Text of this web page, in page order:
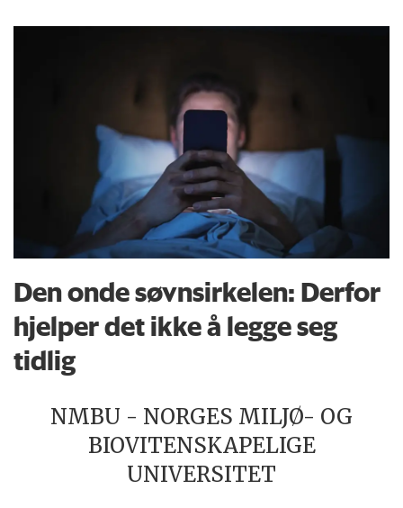
Den onde søvnsirkelen: Derfor
hjelper det ikke å legge seg
tidlig
NMBU - NORGES MILJØ- OG
BIOVITENSKAPELIGE
UNIVERSITET